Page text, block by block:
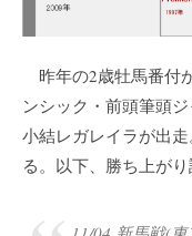
昨年の2歳牡馬番付
ンシック・前頭筆頭
小結レガレイラが出走
る。以下、勝ち上が